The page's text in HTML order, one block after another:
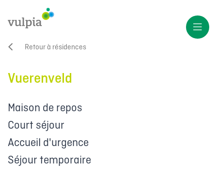
Retour à résidences
Vuerenveld
Maison de repos
Court séjour
Accueil d'urgence
Séjour temporaire